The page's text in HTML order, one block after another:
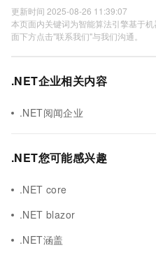
更新时间 2025-08-26 11:39:07
本页面内关键词为智能算法引擎基于
面下方点击"联系我们"与我们沟通。
.NET企业相关内容
.NET阅闻企业
.NET您可能感兴趣
.NET core
.NET blazor
.NET涵盖